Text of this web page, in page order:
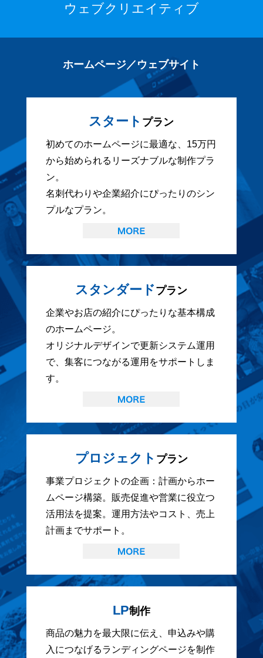
ウェブクリエイティブ
ホームページ／ウェブサイト
スタート プラン
初めてのホームページに最適な、15万円
から始められるリーズナブルな制作プラ
ン。
名刺代わりや企業紹介にぴったりのシン
プルなプラン。
スタンダードプラン
企業やお店の紹介にぴったりな基本構成
のホームページ。
オリジナルデザインで更新システム運用
で、集客につながる運用をサポートしま
す。
プロジェクト プラン
事業プロジェクトの企画：計画からホー
ムページ構築。販売促進や営業に役立つ
活用法を提案。運用方法やコスト、売上
計画までサポート。
LP制作
商品の魅力を最大限に伝え、申込みや購
入につなげるランディングページを制作